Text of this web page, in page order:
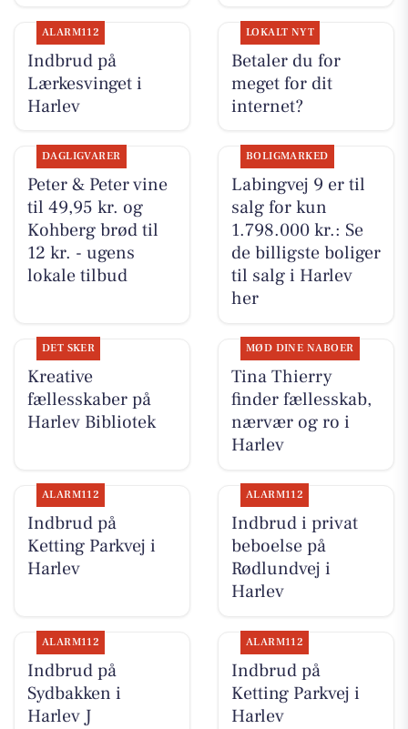
ALARM112
Indbrud på
Lærkesvinget i
Harlev
LOKALT NYT
Betaler du for
meget for dit
internet?
DAGLIGVARER
Peter & Peter vine
til 49,95 kr. og
Kohberg brød til
12 kr. - ugens
lokale tilbud
BOLIGMARKED
Labingvej 9 er til
salg for kun
1.798.000 kr.: Se
de billigste boliger
til salg i Harlev
her
DET SKER
Kreative
fællesskaber på
Harlev Bibliotek
MØD DINE NABOER
Tina Thierry
finder fællesskab,
nærvær og ro i
Harlev
ALARM112
Indbrud på
Ketting Parkvej i
Harlev
ALARM112
Indbrud i privat
beboelse på
Rødlundvej i
Harlev
ALARM112
Indbrud på
Sydbakken i
Harlev J
ALARM112
Indbrud på
Ketting Parkvej i
Harlev